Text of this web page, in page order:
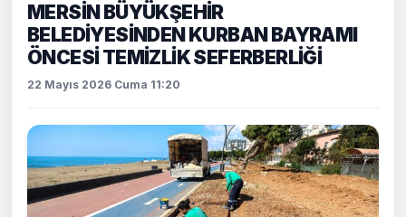
MERSİN BÜYÜKŞEHİR
BELEDİYESİNDEN KURBAN BAYRAMI
ÖNCESİ TEMİZLİK SEFERBERLİĞİ
22 Mayıs 2026 Cuma 11:20